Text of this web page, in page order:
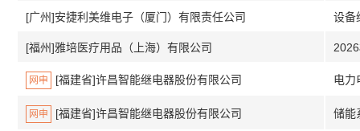
[广州]安捷利美维电子（厦门）有限责任公司 设备
[福州]雅培医疗用品（上海）有限公司
网申 [福建省]许昌智能继电器股份有限公司 电力
网申 [福建省]许昌智能继电器股份有限公司 储能